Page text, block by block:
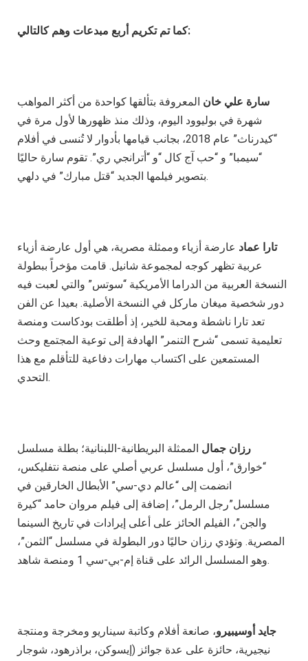
كما تم تكريم أربع مبدعات وهم كالتالي:
سارة علي خان المعروفة بتألقها كواحدة من أكثر المواهب
شهرة في بوليوود اليوم، وذلك منذ ظهورها لأول مرة في
“كيدرناث” عام 2018، بجانب قيامها بأدوار لا تُنسى في أفلام
“سيمبا” و “حب آج كال “و “أترانجي ري”. تقوم سارة حاليًا
بتصوير فيلمها الجديد “قتل مبارك” في دلهي.
تارا عماد عارضة أزياء وممثلة مصرية، هي أول عارضة أزياء
عربية تظهر كوجه لمجموعة شانيل. قامت مؤخراً ببطولة
النسخة العربية من الدراما الأمريكية “سوتس” والتي لعبت فيه
دور شخصية ميغان ماركل في النسخة الأصلية. بعيدا عن الفن
تعد تارا ناشطة ومحبة للخير، إذ أطلقت بودكاست ومنصة
تعليمية تسمى “شرح التنمر” الهادفة إلى توعية المجتمع وحث
المستمعين على اكتساب مهارات دفاعية للتأقلم مع هذا
التحدي.
رزان جمال الممثلة البريطانية-اللبنانية؛ بطلة مسلسل
“خوارق”، أول مسلسل عربي أصلي على منصة نتفليكس،
انضمت إلى “عالم دي-سي” الأبطال الخارقين في
مسلسل”رجل الرمل”، إضافة إلى فيلم مروان حامد “كيرة
والجن”، الفيلم الحائز على أعلى إيرادات في تاريخ السينما
المصرية. وتؤدي رزان حاليًا دور البطولة في مسلسل “الثمن”،
وهو المسلسل الرائد على قناة إم-بي-سي 1 ومنصة شاهد.
جايد أوسيبيرو، صانعة أفلام وكاتبة سيناريو ومخرجة ومنتجة
نيجيرية، حائزة على عدة جوائز (إيسوكن، براذرهود، شوجار